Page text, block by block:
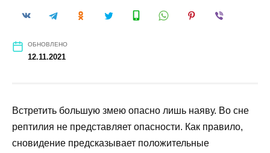
ОБНОВЛЕНО
12.11.2021
Встретить большую змею опасно лишь наяву. Во сне
рептилия не представляет опасности. Как правило,
сновидение предсказывает положительные